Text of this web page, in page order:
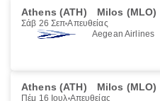
Athens (ATH) Milos (MLO)
Σάβ 26 Σεπ Απευθείας
Aegean Airlines
Athens (ATH) Milos (MLO)
Πέμ 16 Ιουλ Απευθείας